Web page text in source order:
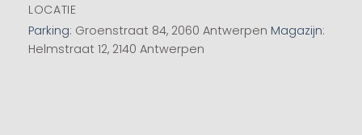
LOCATIE
Parking: Groenstraat 84, 2060 Antwerpen Magazijn:
Helmstraat 12, 2140 Antwerpen